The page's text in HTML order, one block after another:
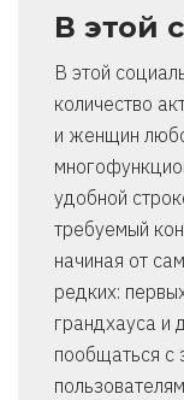
В этой
В этой
количество
и женщин
удобной
требуемый
начиная от
редких:
грандхауса
пообщаться с